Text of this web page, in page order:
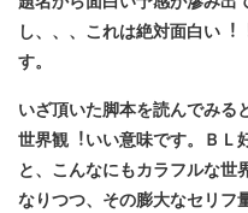
し、、、これは絶対面⽩い
す。
いざ頂いた脚本を読んでみる
世界観︕いい意味です。ＢＬ
と、こんなにもカラフルな世
なりつつ、その膨⼤なセリフ